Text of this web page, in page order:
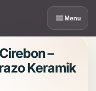
Menu
–
Keramik